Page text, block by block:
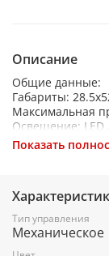
Описание
Общие данные:
Габариты:
Максимальная
Освещение: LED
Уровень шума:
Управление:
Сенсорное
Количество
Показать
Тип управления
Механическое